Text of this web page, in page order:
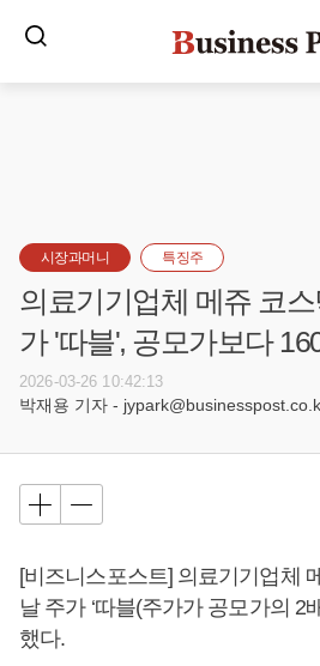
시장과머니 특징주
의료기기업체 메쥬 코
가 '따블', 공모가보다
2026-03-26 10:42:13
박재용 기자 -
[비즈니스포스트] 의료기기업체
날 주가 ‘따블(주가가 공모가의 2
했다.